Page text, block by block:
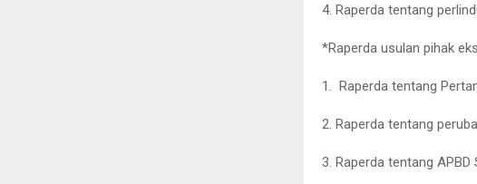
4. Raperda tentang
*Raperda usulan pihak
1. Raperda tentang
2. Raperda tentang
3. Raperda tentang APBD